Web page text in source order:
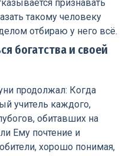
богатства и своей